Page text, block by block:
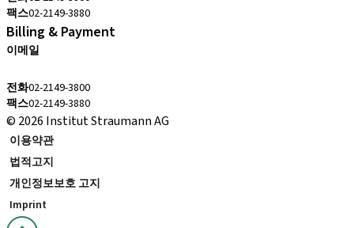
팩스02-2149-3880
Billing & Payment
이메일
전화02-2149-3800
팩스02-2149-3880
© 2026 Institut Straumann AG
이용약관
법적고지
개인정보보호 고지
Imprint